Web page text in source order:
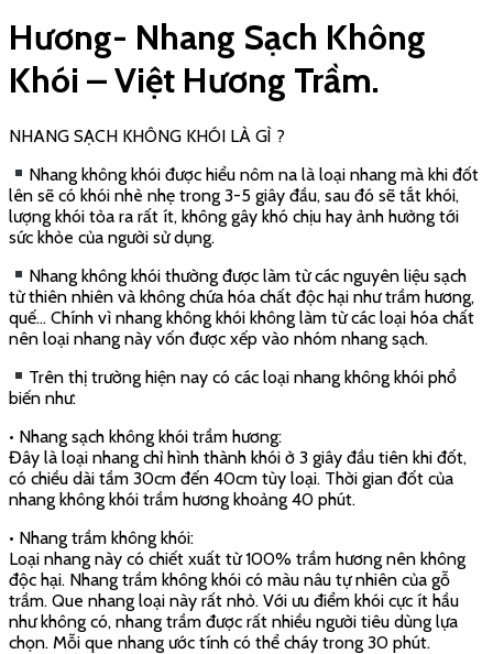
Hương- Nhang Sạch Không
Khói –Việt Hương Trầm.
NHANG SẠCH KHÔNG KHÓI LÀ GÌ ?
Nhang không khói được hiểu nôm na là loại nhang mà khi đốt
lên sẽ có khói nhè nhẹ trong 3-5 giây đầu, sau đó sẽ tắt khói,
lượng khói tỏa ra rất ít, không gây khó chịu hay ảnh hưởng tới
sức khỏe của người sử dụng.
Nhang không khói thường được làm từ các nguyên liệu sạch
từ thiên nhiên và không chứa hóa chất độc hại như trầm hương,
quế… Chính vì nhang không khói không làm từ các loại hóa chất
nên loại nhang này vốn được xếp vào nhóm nhang sạch.
Trên thị trường hiện nay có các loại nhang không khói phổ
biến như:
• Nhang sạch không khói trầm hương:
Đây là loại nhang chỉ hình thành khói ở 3 giây đầu tiên khi đốt,
có chiều dài tầm 30cm đến 40cm tùy loại. Thời gian đốt của
nhang không khói trầm hương khoảng 40 phút.
• Nhang trầm không khói:
Loại nhang này có chiết xuất từ 100% trầm hương nên không
độc hại. Nhang trầm không khói có màu nâu tự nhiên của gỗ
trầm. Que nhang loại này rất nhỏ. Với ưu điểm khói cực ít hầu
như không có, nhang trầm được rất nhiều người tiêu dùng lựa
chọn. Mỗi que nhang ước tính có thể cháy trong 30 phút.